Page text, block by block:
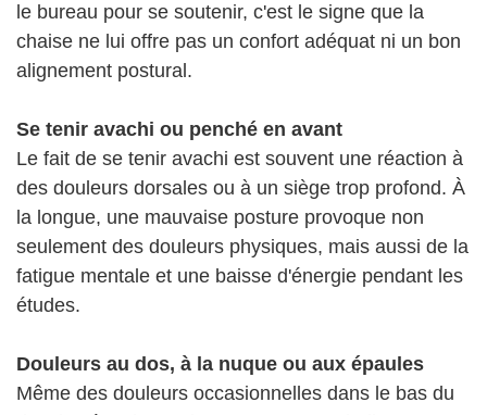
le bureau pour se soutenir, c'est le signe que la
chaise ne lui offre pas un confort adéquat ni un bon
alignement postural.
Se tenir avachi ou penché en avant
Le fait de se tenir avachi est souvent une réaction à
des douleurs dorsales ou à un siège trop profond. À
la longue, une mauvaise posture provoque non
seulement des douleurs physiques, mais aussi de la
fatigue mentale et une baisse d'énergie pendant les
études.
Douleurs au dos, à la nuque ou aux épaules
Même des douleurs occasionnelles dans le bas du